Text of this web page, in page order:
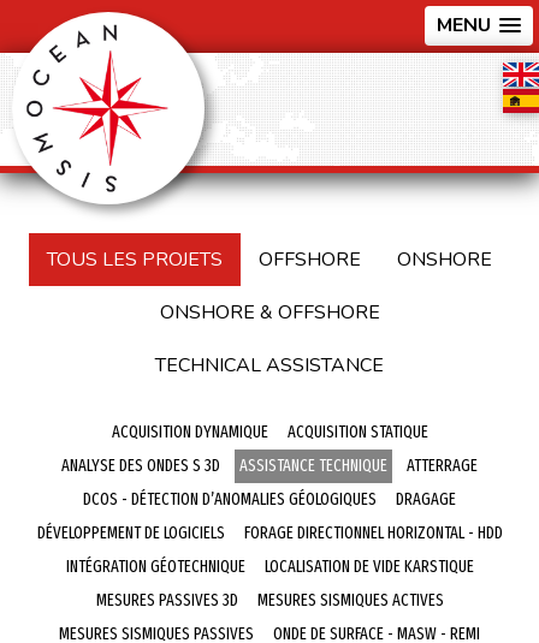
MENU
TOUS LES PROJETS OFFSHORE
ONSHORE
ONSHORE & OFFSHORE
TECHNICAL ASSISTANCE
ACQUISITION DYNAMIQUE
ACQUISITION STATIQUE
ANALYSE DES ONDES S 3D
ASSISTANCE TECHNIQUE
ATTERRAGE
DCOS - DÉTECTION D’ANOMALIES GÉOLOGIQUES
DRAGAGE
DÉVELOPPEMENT DE LOGICIELS
FORAGE DIRECTIONNEL HORIZONTAL - HDD
INTÉGRATION GÉOTECHNIQUE
LOCALISATION DE VIDE KARSTIQUE
MESURES PASSIVES 3D
MESURES SISMIQUES ACTIVES
MESURES SISMIQUES PASSIVES
ONDE DE SURFACE - MASW - REMI